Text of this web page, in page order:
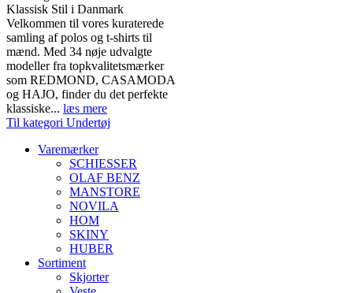
Klassisk Stil i Danmark
Velkommen til vores kuraterede
samling af polos og t-shirts til
mænd. Med 34 nøje udvalgte
modeller fra topkvalitetsmærker
som REDMOND, CASAMODA
og HAJO, finder du det perfekte
klassiske... læs mere
Til kategori Undertøj
Varemærker
SCHIESSER
OLAF BENZ
MANSTORE
NOVILA
HOM
SKINY
HUBER
Sortiment
Skjorter